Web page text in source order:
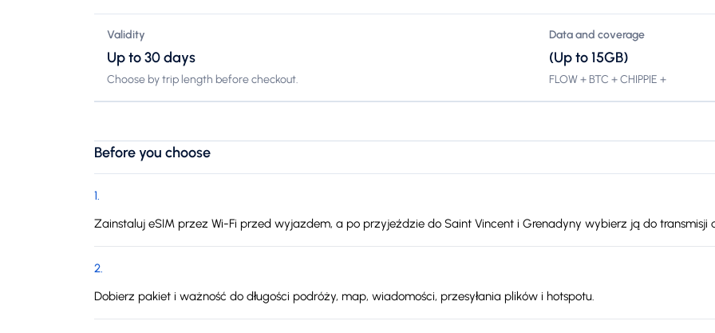
Validity
Up to 30 days
Choose by trip length before checkout.
Data and coverage
(Up to 15GB)
FLOW + BTC + CHIPPIE +
Before you choose
1.
Zainstaluj eSIM przez Wi-Fi przed wyjazdem, a po przyjeździe do Saint Vincent i Grenadyny wybierz ją do transmisji
2.
Dobierz pakiet i ważność do długości podróży, map, wiadomości, przesyłania plików i hotspotu.